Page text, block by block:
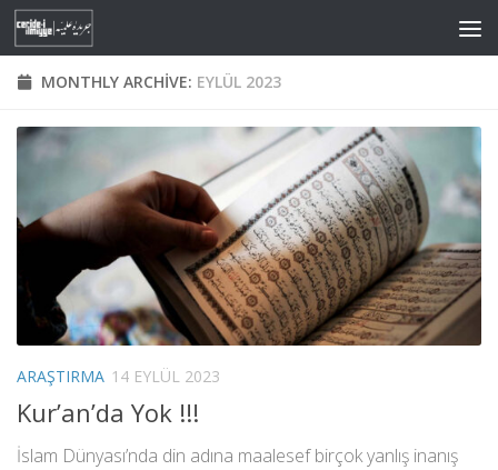
Skip to content
MONTHLY ARCHIVE: EYLÜL 2023
ARAŞTIRMA 14 EYLÜL 2023
Kur’an’da Yok !!!
İslam Dünyası’nda din adına maalesef birçok yanlış inanış